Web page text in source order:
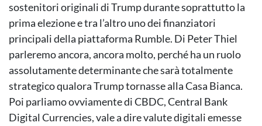
sostenitori originali di Trump durante soprattutto la
prima elezione e tra l’altro uno dei finanziatori
principali della piattaforma Rumble. Di Peter Thiel
parleremo ancora, ancora molto, perché ha un ruolo
assolutamente determinante che sarà totalmente
strategico qualora Trump tornasse alla Casa Bianca.
Poi parliamo ovviamente di CBDC, Central Bank
Digital Currencies, vale a dire valute digitali emesse